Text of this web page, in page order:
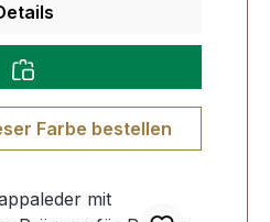
Farbe bestellen